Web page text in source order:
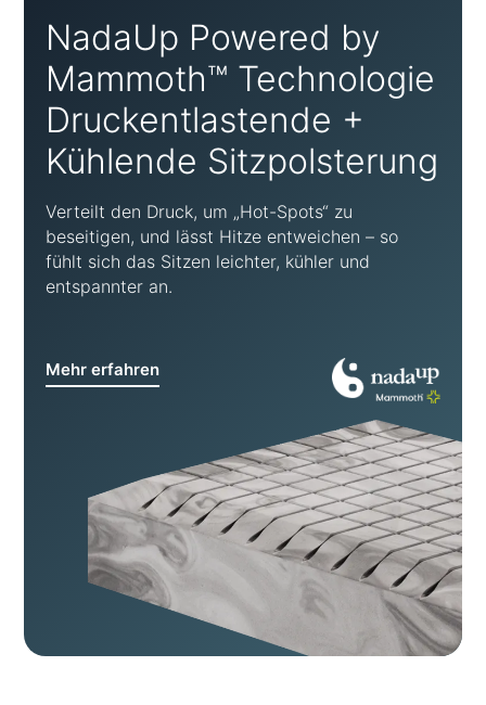
NadaUp Powered by
Mammoth™ Technologie
Druckentlastende +
Kühlende Sitzpolsterung
Verteilt den Druck, um „Hot-Spots“ zu
beseitigen, und lässt Hitze entweichen – so
fühlt sich das Sitzen leichter, kühler und
entspannter an.
Mehr erfahren